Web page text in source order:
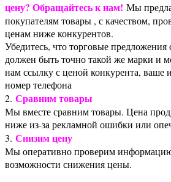
цену? Обращайтесь к нам! Мы
покупателям товары , с качеством,
ценам ниже конкурентов.
Убедитесь, что торговые
должен быть точно такой же марки и
нам ссылку с ценой конкурента,
номер телефона
2. Сравним товары
Мы вместе сравним товары. Цена
ниже из-за рекламной ошибки или
3. Снизим цену
Мы оперативно проверим
возможности снижения цены.